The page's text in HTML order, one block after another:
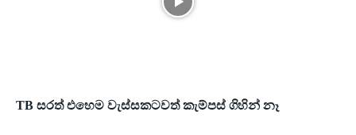
TB සරත් එහෙම වැස්සකටවත් කැම්පස් ගිහින් නෑ